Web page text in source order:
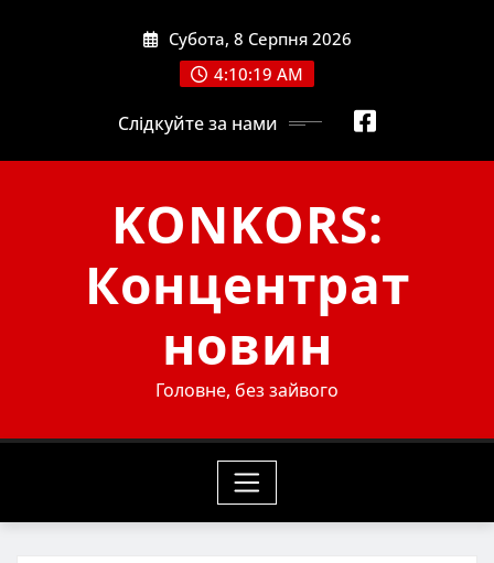
Субота, 8 Серпня 2026
4:10:20 AM
Слідкуйте за нами
KONKORS:
Концентрат
новин
Головне, без зайвого